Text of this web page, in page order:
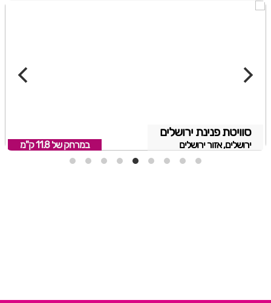
סוויטת פנינת ירושלים
ירושלים, אזור ירושלים במרחק של 11.8 ק"מ